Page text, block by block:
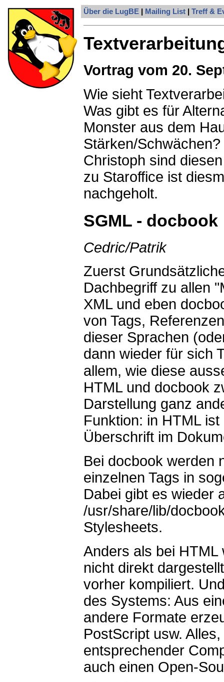
Über die LugBE Mailing List Treff &
Vortrag vom 20.
Wie sieht
Was gibt es für
Monster aus dem
Stärken/
Christoph sind
zu Staroffice ist
nachgeholt.
SGML - docbook
Cedric/Patrik
Zuerst
Dachbegriff zu allen
XML und eben
von Tags,
dieser Sprachen
dann wieder für sich
allem, wie diese
HTML und docbook
Darstellung ganz
Funktion: in HTML
Überschrift im
Bei docbook werden
einzelnen Tags in
Dabei gibt es wieder
/usr/share/lib/
Stylesheets.
Anders als bei
nicht direkt
vorher kompiliert.
des Systems: Aus
andere Formate
PostScript usw.
entsprechender
auch einen Open-